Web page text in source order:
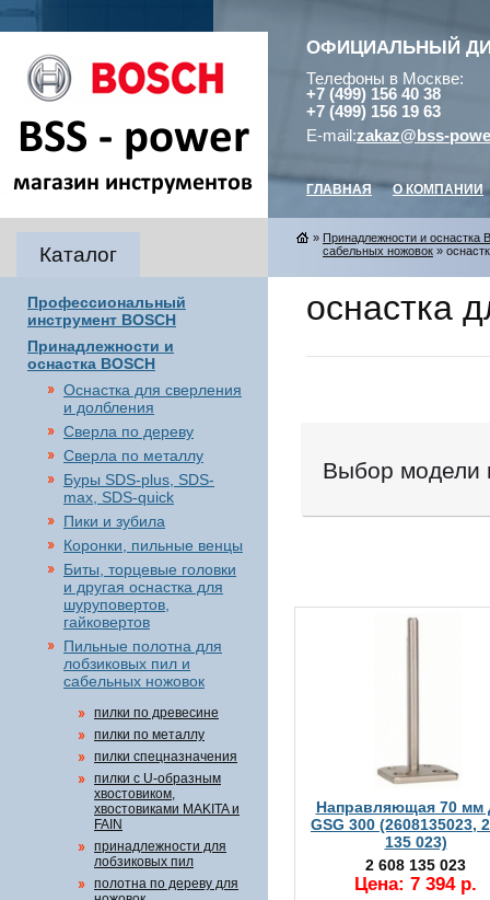
ОФИЦИАЛЬНЫЙ
Телефоны в Москве:
+7 (499) 156 40 38
+7 (499) 156 19 63
E-mail:zakaz@bss-
ГЛАВНАЯ О КОМПАНИИ
Каталог
Профессиональный
инструмент BOSCH
Принадлежности и
оснастка BOSCH
Оснастка для сверления
и долбления
Сверла по дереву
Сверла по металлу
Буры SDS-plus, SDS-
max, SDS-quick
Пики и зубила
Коронки, пильные венцы
Биты, торцевые головки
и другая оснастка для
шуруповертов,
гайковертов
Пильные полотна для
лобзиковых пил и
сабельных ножовок
пилки по древесине
пилки по металлу
пилки спецназначения
пилки с U-образным
хвостовиком,
хвостовиками MAKITA и
FAIN
принадлежности для
лобзиковых пил
полотна по дереву для
» Принадлежности и оснастка
сабельных ножовок »
оснастка
Выбор модели
Направляющая 70 мм
GSG 300 (2608135023,
135 023)
2 608 135 023
Цена: 7 394 р.